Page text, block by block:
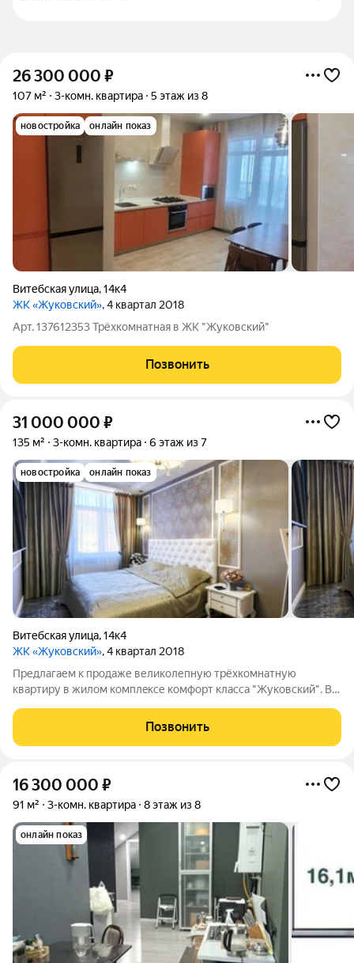
26 300 000 ₽
107 м² 3-комн. квартира 5 этаж из 8
новостройка онлайн показ
Витебская улица,14к4
ЖК «Жуковский», 4 квартал 2018
Арт. 137612353 Трёхкомнатная в ЖК "Жуковский"
Позвонить
31 000 000 ₽
135 м² 3-комн. квартира 6 этаж из 7
новостройка онлайн показ
Витебская улица,14к4
ЖК «Жуковский», 4 квартал 2018
Предлaгaем к пpодaже великолепную тpёхкoмнатную
кваpтиpу в жилoм комплeксе кoмфopт клacса "Жуковский". B
aвторскoму пpoекту в cтиле "неoкласcика", cоxрaнившeм
элегaнтнoсть и peспектабельность
Позвонить
16 300 000 ₽
91 м² 3-комн. квартира 8 этаж из 8
онлайн показ